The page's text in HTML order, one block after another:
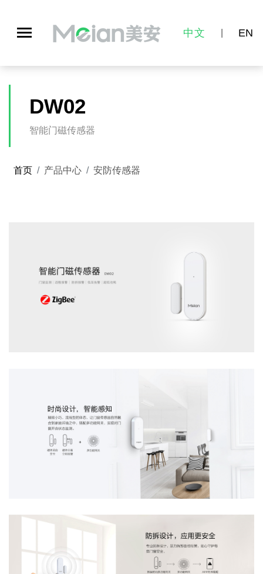
中文 EN
DW02
智能门磁传感器
首页 产品中心 安防传感器